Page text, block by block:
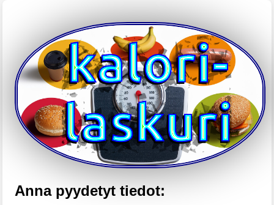
Anna pyydetyt tiedot: